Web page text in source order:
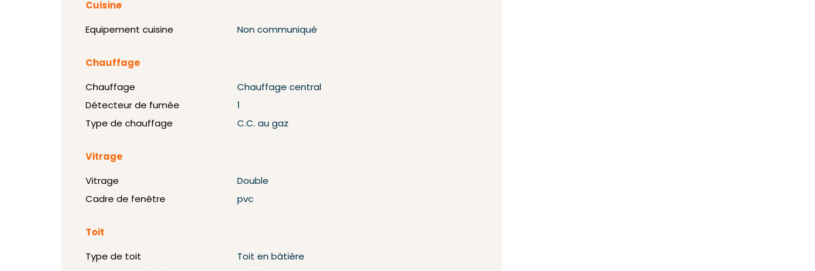
Cuisine
Equipement cuisine Non communiqué
Chauffage
Chauffage
Chauffage central
Détecteur de fumée
Type de chauffage
C.C. au gaz
Vitrage
Vitrage
Double
Cadre de fenêtre
pvc
Toit
Type de toit
Toit en bâtière